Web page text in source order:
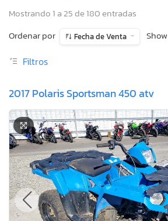
Mostrando 1 a 25 de 180 entradas
Ordenar por
Fecha de Venta Show
Filtros
2017 Polaris Sportsman 450 atv